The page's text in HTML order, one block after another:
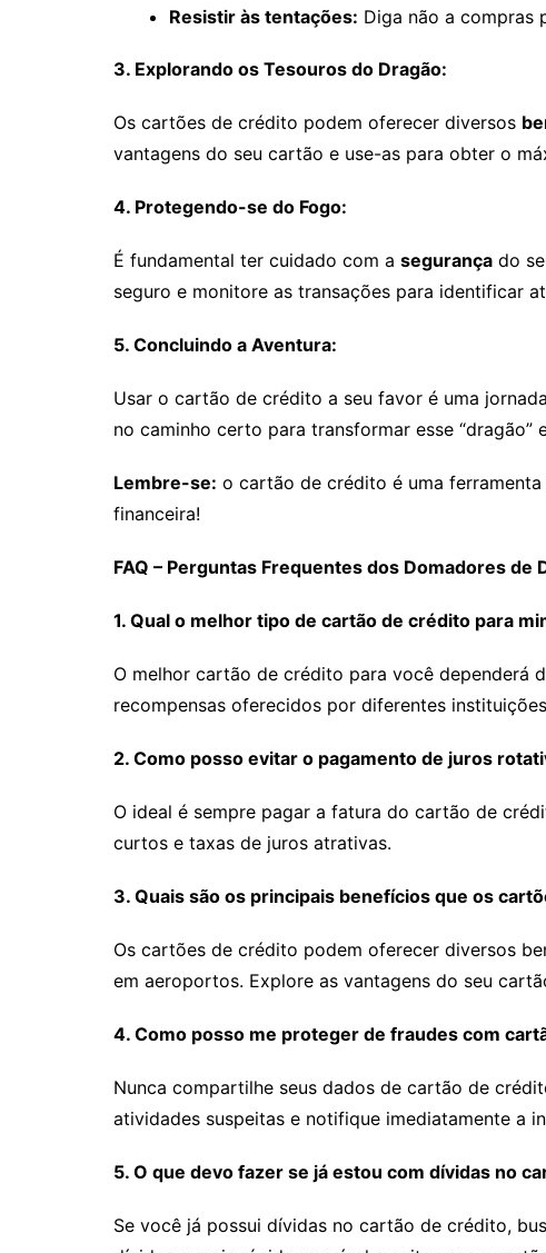
Resistir às tentações: Diga não a compras
3. Explorando os Tesouros do Dragão:
Os cartões de crédito podem oferecer diversos
vantagens do seu cartão e use-as para obter o
4. Protegendo-se do Fogo:
É fundamental ter cuidado com a segurança do
seguro e monitore as transações para identificar
5. Concluindo a Aventura:
Usar o cartão de crédito a seu favor é uma
no caminho certo para transformar esse
Lembre-se: o cartão de crédito é uma
financeira!
FAQ – Perguntas Frequentes dos Domadores de
1. Qual o melhor tipo de cartão de crédito para
O melhor cartão de crédito para você dependerá
recompensas oferecidos por diferentes
2. Como posso evitar o pagamento de juros
O ideal é sempre pagar a fatura do cartão de
curtos e taxas de juros atrativas.
3. Quais são os principais benefícios que os
Os cartões de crédito podem oferecer diversos
em aeroportos. Explore as vantagens do seu
4. Como posso me proteger de fraudes com
Nunca compartilhe seus dados de cartão de
atividades suspeitas e notifique imediatamente a
5. O que devo fazer se já estou com dívidas no
Se você já possui dívidas no cartão de crédito,